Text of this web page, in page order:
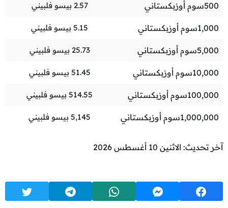
500سوم أوزبكستاني 2.57 بيسو فلبيني
1,000سوم أوزبكستاني 5.15 بيسو فلبيني
5,000سوم أوزبكستاني 25.73 بيسو فلبيني
10,000سوم أوزبكستاني 51.45 بيسو فلبيني
100,000سوم أوزبكستاني 514.55 بيسو فلبيني
1,000,000سوم أوزبكستاني 5,145 بيسو فلبيني
آخر تحديث: الاثنين 10 أغسطس 2026